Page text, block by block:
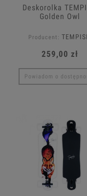
Deskorolka
Golden Owl
Producent:
259,00 zł
Powiadom o